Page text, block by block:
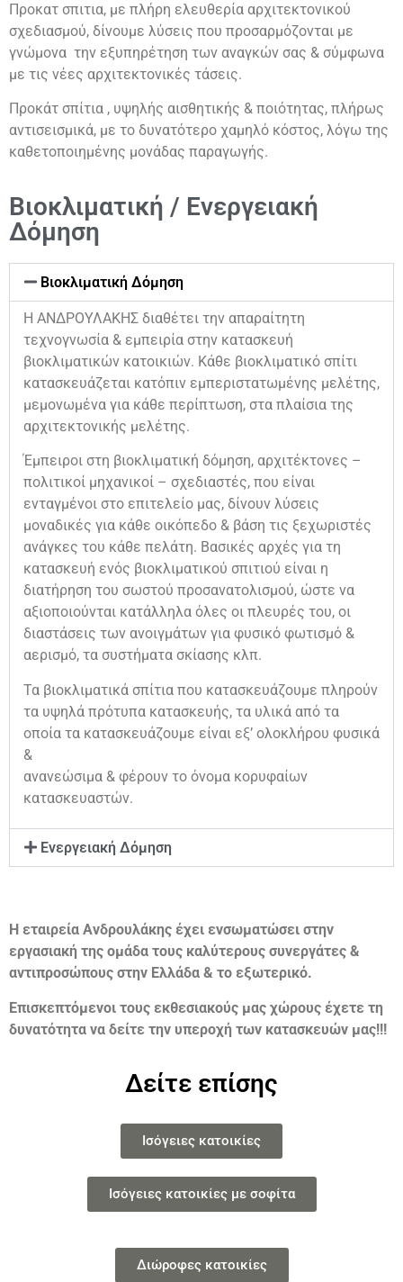
Προκατ σπιτια, με πλήρη ελευθερία αρχιτεκτονικού
σχεδιασμού, δίνουμε λύσεις που προσαρμόζονται με
γνώμονα την εξυπηρέτηση των αναγκών σας & σύμφωνα
με τις νέες αρχιτεκτονικές τάσεις.
Προκάτ σπίτια , υψηλής αισθητικής & ποιότητας, πλήρως
αντισεισμικά, με το δυνατότερο χαμηλό κόστος, λόγω της
καθετοποιημένης μονάδας παραγωγής.
Βιοκλιματική / Ενεργειακή
Δόμηση
Βιοκλιματική Δόμηση
Η ΑΝΔΡΟΥΛΑΚΗΣ διαθέτει την απαραίτητη
τεχνογνωσία & εμπειρία στην κατασκευή
βιοκλιματικών κατοικιών. Κάθε βιοκλιματικό σπίτι
κατασκευάζεται κατόπιν εμπεριστατωμένης μελέτης,
μεμονωμένα για κάθε περίπτωση, στα πλαίσια της
αρχιτεκτονικής μελέτης.
Έμπειροι στη βιοκλιματική δόμηση, αρχιτέκτονες –
πολιτικοί μηχανικοί – σχεδιαστές, που είναι
ενταγμένοι στο επιτελείο μας, δίνουν λύσεις
μοναδικές για κάθε οικόπεδο & βάση τις ξεχωριστές
ανάγκες του κάθε πελάτη. Βασικές αρχές για τη
κατασκευή ενός βιοκλιματικού σπιτιού είναι η
διατήρηση του σωστού προσανατολισμού, ώστε να
αξιοποιούνται κατάλληλα όλες οι πλευρές του, οι
διαστάσεις των ανοιγμάτων για φυσικό φωτισμό &
αερισμό, τα συστήματα σκίασης κλπ.
Τα βιοκλιματικά σπίτια που κατασκευάζουμε πληρούν
τα υψηλά πρότυπα κατασκευής, τα υλικά από τα
οποία τα κατασκευάζουμε είναι εξ’ ολοκλήρου φυσικά
&
ανανεώσιμα & φέρουν το όνομα κορυφαίων
κατασκευαστών.
Ενεργειακή Δόμηση
Η εταιρεία Ανδρουλάκης έχει ενσωματώσει στην
εργασιακή της ομάδα τους καλύτερους συνεργάτες &
αντιπροσώπους στην Ελλάδα & το εξωτερικό.
Επισκεπτόμενοι τους εκθεσιακούς μας χώρους έχετε τη
δυνατότητα να δείτε την υπεροχή των κατασκευών μας!!!
Δείτε επίσης
Ισόγειες κατοικίες
Ισόγειες κατοικίες με σοφίτα
Διώροφες κατοικίες